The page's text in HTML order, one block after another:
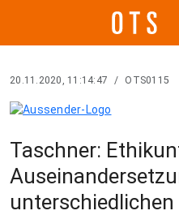
20.11.2020, 11:14:47 / OTS0115
Taschner: